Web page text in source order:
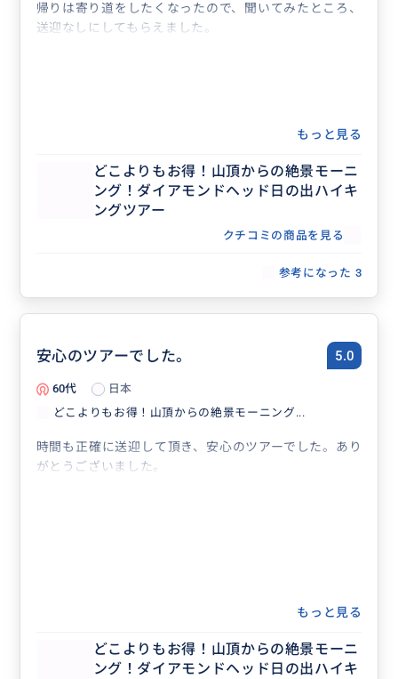
帰りは寄り道をしたくなったので、聞いてみたところ、
送迎なしにしてもらえました。
もっと見る
どこよりもお得！山頂からの絶景モーニ
ング！ダイアモンドヘッド日の出ハイキ
ングツアー
クチコミの商品を見る
参考になった 3
安心のツアーでした。 5.0
60代
日本
どこよりもお得！山頂からの絶景モーニング...
時間も正確に送迎して頂き、安心のツアーでした。あり
がとうございました。
もっと見る
どこよりもお得！山頂からの絶景モーニ
ング！ダイアモンドヘッド日の出ハイキ